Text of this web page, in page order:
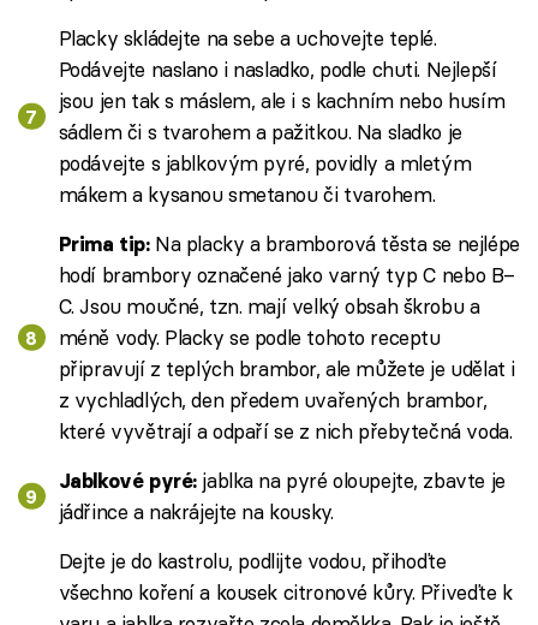
Placky skládejte na sebe a uchovejte teplé.
Podávejte naslano i nasladko, podle chuti. Nejlepší
jsou jen tak s máslem, ale i s kachním nebo husím
sádlem či s tvarohem a pažitkou. Na sladko je
podávejte s jablkovým pyré, povidly a mletým
mákem a kysanou smetanou či tvarohem.
Prima tip: Na placky a bramborová těsta se nejlépe
hodí brambory označené jako varný typ C nebo B–
C. Jsou moučné, tzn. mají velký obsah škrobu a
méně vody. Placky se podle tohoto receptu
připravují z teplých brambor, ale můžete je udělat i
z vychladlých, den předem uvařených brambor,
které vyvětrají a odpaří se z nich přebytečná voda.
Jablkové pyré:jablka na pyré oloupejte, zbavte je
jádřince a nakrájejte na kousky.
Dejte je do kastrolu, podlijte vodou, přihoďte
všechno koření a kousek citronové kůry. Přiveďte k